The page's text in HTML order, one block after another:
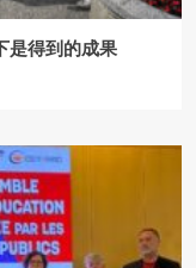
是得到的成果